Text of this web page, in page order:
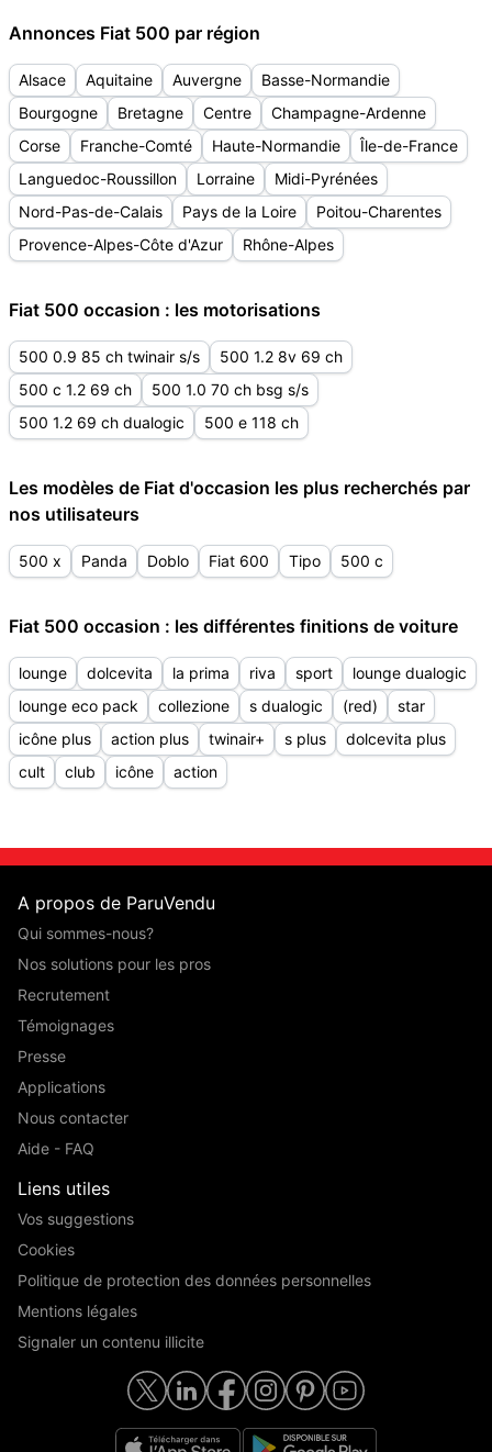
Annonces Fiat 500 par région
Alsace Aquitaine Auvergne
Basse-Normandie
Bourgogne
Bretagne Centre
Champagne-Ardenne
Corse
Franche-Comté Haute-Normandie
Île-de-France
Languedoc-Roussillon
Lorraine
Midi-Pyrénées
Nord-Pas-de-Calais
Pays de la Loire
Poitou-Charentes
Provence-Alpes-Côte d'Azur
Rhône-Alpes
Fiat 500 occasion : les motorisations
500 0.9 85 ch twinair s/s
500 1.2 8v 69 ch
500 c 1.2 69 ch
500 1.0 70 ch bsg s/s
500 1.2 69 ch dualogic
500 e 118 ch
Les modèles de Fiat d'occasion les plus recherchés par
nos utilisateurs
500 x Panda Doblo Fiat 600 Tipo 500 c
Fiat 500 occasion : les différentes finitions de voiture
lounge dolcevita la prima riva sport
lounge dualogic
lounge eco pack
collezione s dualogic (red)
star
icône plus
action plus twinair+ s plus
dolcevita plus
cult
club icône action
A propos de ParuVendu
Qui sommes-nous?
Nos solutions pour les pros
Recrutement
Témoignages
Presse
Applications
Nous contacter
Aide - FAQ
Liens utiles
Vos suggestions
Cookies
Politique de protection des données personnelles
Mentions légales
Signaler un contenu illicite